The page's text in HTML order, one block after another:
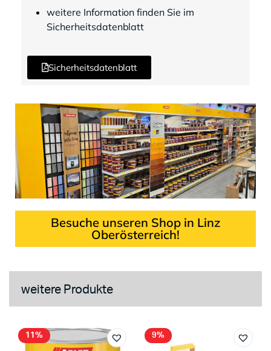
weitere Information finden Sie im
Sicherheitsdatenblatt
Sicherheitsdatenblatt
Besuche unseren Shop in Linz
Oberösterreich!
weitere Produkte
11% 9%